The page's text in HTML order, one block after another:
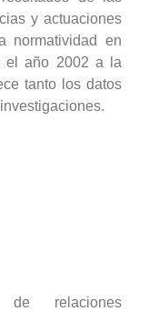
y actuaciones
normatividad en
el año 2002 a la
tanto los datos
relaciones